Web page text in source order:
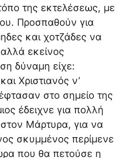
της εκτελέσεως, με
Προσπαθούν για
και χοτζάδες να
εκείνος
δύναμη είχε:
Χριστιανός ν’
στο σημείο της
έδειχνε για πολλή
Μάρτυρα, για να
σκυμμένος περίμενε
που θα πετούσε η